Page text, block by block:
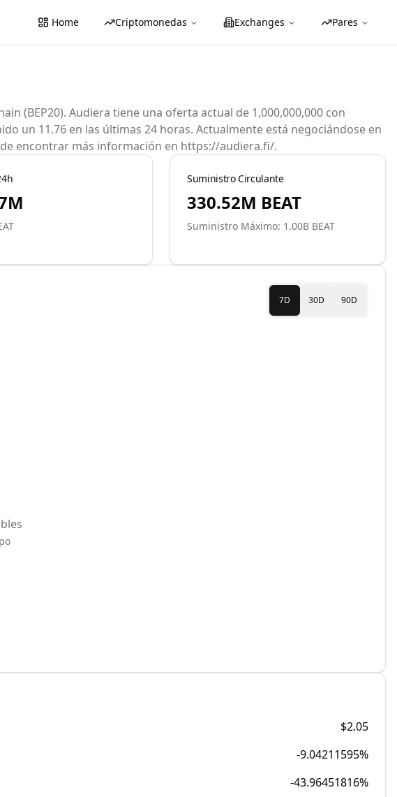
Home Criptomonedas Exchanges Pares
(BEP20). Audiera tiene una oferta actual de 1,000,000,000 con
un 11.76 en las últimas 24 horas. Actualmente está negociándose en
encontrar más información en https://audiera.fi/.
Suministro Circulante
330.52M BEAT
Suministro Máximo: 1.00B BEAT
7D 30D 90D
$2.05
-9.04211595%
-43.96451816%